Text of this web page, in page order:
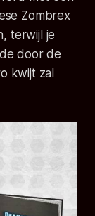
Zombrex
terwijl je
door de
kwijt zal